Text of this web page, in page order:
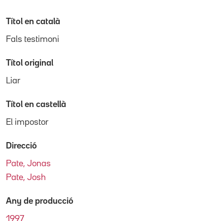
Títol en català
Fals testimoni
Títol original
Liar
Títol en castellà
El impostor
Direcció
Pate, Jonas
Pate, Josh
Any de producció
1997